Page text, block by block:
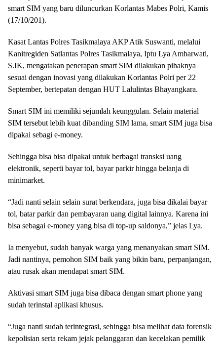
smart SIM yang baru diluncurkan Korlantas Mabes Polri, Kamis
(17/10/201).
Kasat Lantas Polres Tasikmalaya AKP Atik Suswanti, melalui
Kanitregiden Satlantas Polres Tasikmalaya, Iptu Lya Ambarwati,
S.IK, mengatakan penerapan smart SIM dilakukan pihaknya
sesuai dengan inovasi yang dilakukan Korlantas Polri per 22
September, bertepatan dengan HUT Lalulintas Bhayangkara.
Smart SIM ini memiliki sejumlah keunggulan. Selain material
SIM tersebut lebih kuat dibanding SIM lama, smart SIM juga bisa
dipakai sebagi e-money.
Sehingga bisa bisa dipakai untuk berbagai transksi uang
elektronik, seperti bayar tol, bayar parkir hingga belanja di
minimarket.
“Jadi nanti selain selain surat berkendara, juga bisa dikalai bayar
tol, batar parkir dan pembayaran uang digital lainnya. Karena ini
bisa sebagai e-money yang bisa di top-up saldonya,” jelas Lya.
Ia menyebut, sudah banyak warga yang menanyakan smart SIM.
Jadi nantinya, pemohon SIM baik yang bikin baru, perpanjangan,
atau rusak akan mendapat smart SIM.
Aktivasi smart SIM juga bisa dibaca dengan smart phone yang
sudah terinstal aplikasi khusus.
“Juga nanti sudah terintegrasi, sehingga bisa melihat data forensik
kepolisian serta rekam jejak pelanggaran dan kecelakan pemilik